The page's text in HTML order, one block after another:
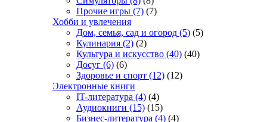
Прочие игры (7) (7)
Хобби и увлечения
Дом, семья, сад и огород (5) (5)
Кулинария (2) (2)
Культура и искусство (40) (40)
Досуг (6) (6)
Здоровье и спорт (12) (12)
Электронные книги
IT-литература (4) (4)
Аудиокниги (15) (15)
Бизнес-литература (4) (4)